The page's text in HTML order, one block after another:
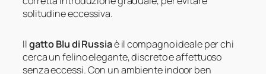
solitudine eccessiva.
Ilgatto Blu di Russiaè il compagno ideale per chi
cerca un felino elegante, discreto e affettuoso
senza eccessi. Con un ambiente indoor ben